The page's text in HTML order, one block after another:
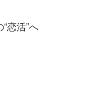
恋活”へ